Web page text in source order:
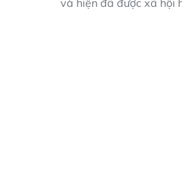
và hiện đã được xã hội